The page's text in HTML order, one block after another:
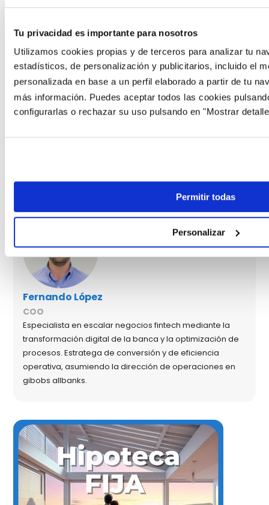
Tu privacidad es importante para nosotros
Utilizamos cookies propias y de terceros para analizar tu
estadísticos, de personalización y publicitarios, incluido el
personalizada en base a un perfil elaborado a partir de tu
más información. Puedes aceptar todos las cookies
configurarlas o rechazar su uso pulsando en "Mostrar
Permitir todas
Personalizar
¿Puede un autónomo conseguir una hipoteca
fija competitiva?
Sí, aunque el proceso es algo
más exigente. Los bancos piden demostrar
ingresos estables durante al menos dos ejercicios
fiscales completos y valoran especialmente que
no haya caídas bruscas entre un año y otro. Con
Fernando López
COO
Especialista en escalar negocios fintech mediante la
transformación digital de la banca y la optimización de
procesos. Estratega de conversión y de eficiencia
operativa, asumiendo la dirección de operaciones en
gibobs allbanks.